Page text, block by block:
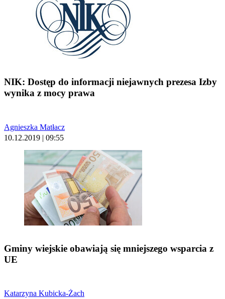
NIK: Dostęp do informacji niejawnych prezesa Izby
wynika z mocy prawa
Agnieszka Matłacz
10.12.2019 | 09:55
Gminy wiejskie obawiają się mniejszego wsparcia z
UE
Katarzyna Kubicka-Żach